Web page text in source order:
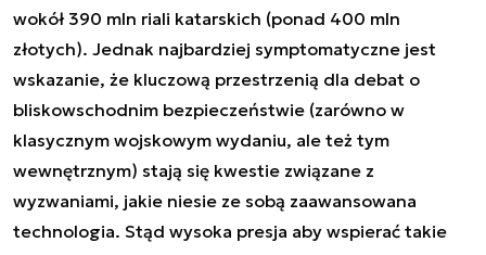
wokół 390 mln riali katarskich (ponad 400 mln
złotych). Jednak najbardziej symptomatyczne jest
wskazanie, że kluczową przestrzenią dla debat o
bliskowschodnim bezpieczeństwie (zarówno w
klasycznym wojskowym wydaniu, ale też tym
wewnętrznym) stają się kwestie związane z
wyzwaniami, jakie niesie ze sobą zaawansowana
technologia. Stąd wysoka presja aby wspierać takie